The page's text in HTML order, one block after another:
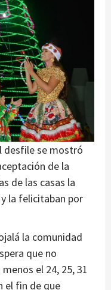
desfile se mostró
de la
de las casas la
la felicitaban por
la comunidad
que no
el 24, 25, 31
el fin de que